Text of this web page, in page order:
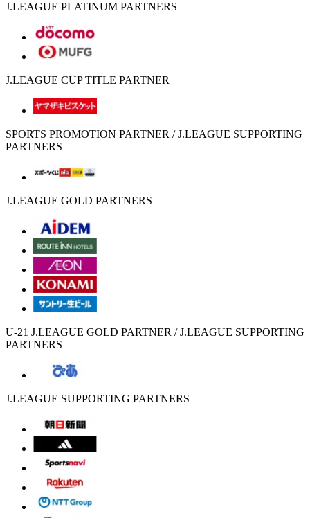
J.LEAGUE PLATINUM PARTNERS
J.LEAGUE CUP TITLE PARTNER
SPORTS PROMOTION PARTNER / J.LEAGUE SUPPORTING
PARTNERS
J.LEAGUE GOLD PARTNERS
U-21 J.LEAGUE GOLD PARTNER / J.LEAGUE SUPPORTING
PARTNERS
J.LEAGUE SUPPORTING PARTNERS